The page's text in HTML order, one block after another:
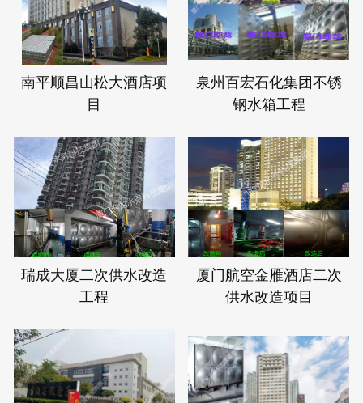
南平顺昌山松大酒店项
目
泉州百宏石化集团不锈
钢水箱工程
瑞成大厦二次供水改造
工程
厦门航空金雁酒店二次
供水改造项目